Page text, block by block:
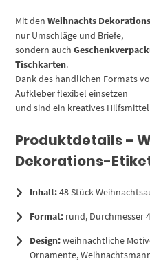
Mit denWeihnachts
nur Umschläge und Briefe,
sondern auch
Tischkarten.
Dank des handlichen Formats
Aufkleber flexibel einsetzen
und sind ein kreatives
Produktdetails –
Dekorations-
Inhalt:48 Stück
Format: rund, Durchmesser
Design:weihnachtliche
Ornamente,